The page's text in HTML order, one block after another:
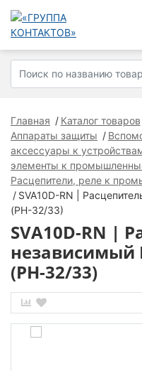
Главная Каталог товаров
Аппараты защиты
аксессуары к
элементы к
Расцепители, реле к
SVA10D-RN |
(РН-32/33)
SVA10D-RN |
независимый
(РН-32/33)